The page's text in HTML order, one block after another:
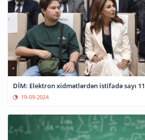
DİM: Elektron xidmətlərdən istifadə sayı
19-09-2024